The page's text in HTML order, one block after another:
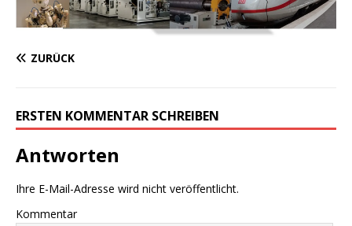
ZURÜCK
ERSTEN KOMMENTAR SCHREIBEN
Antworten
Ihre E-Mail-Adresse wird nicht veröffentlicht.
Kommentar